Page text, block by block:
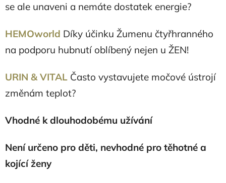
se ale unaveni a nemáte dostatek energie?
HEMOworld Díky účinku Žumenu čtyřhranného
na podporu hubnutí oblíbený nejen u ŽEN!
URIN & VITAL Často vystavujete močové ústrojí
změnám teplot?
Vhodné k dlouhodobému užívání
Není určeno pro děti, nevhodné pro těhotné a
kojící ženy